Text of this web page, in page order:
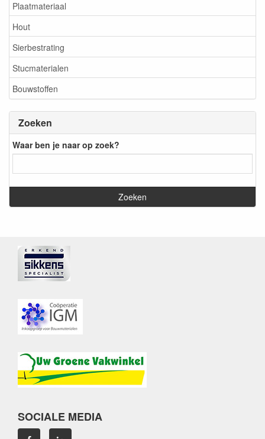
Plaatmateriaal
Hout
Sierbestrating
Stucmaterialen
Bouwstoffen
Zoeken
Waar ben je naar op zoek?
SOCIALE MEDIA